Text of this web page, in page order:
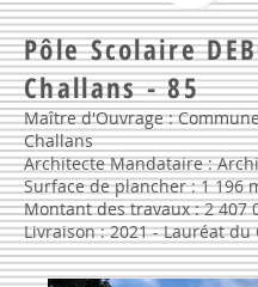
Pôle Scolaire
Challans - 85
Maître d'Ouvrage :
Challans
Architecte Mandataire :
Surface de plancher : 1 196
Montant des travaux :2 407
Livraison : 2021 - Lauréat du